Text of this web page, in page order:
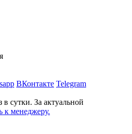
ВКонтакте Telegram
в сутки. За актуальной
к менеджеру.